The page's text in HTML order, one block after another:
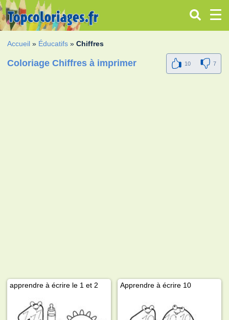
Accueil » Éducatifs »Chiffres
Coloriage Chiffres à imprimer 10 7
apprendre à écrire le 1 et 2 Apprendre à écrire 10